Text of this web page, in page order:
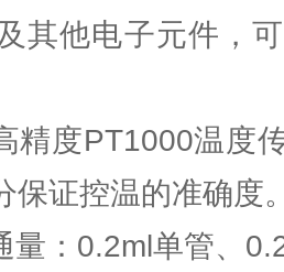
其他电子元件，
度PT1000温度传
保证控温的准确度
：0.2ml单管、